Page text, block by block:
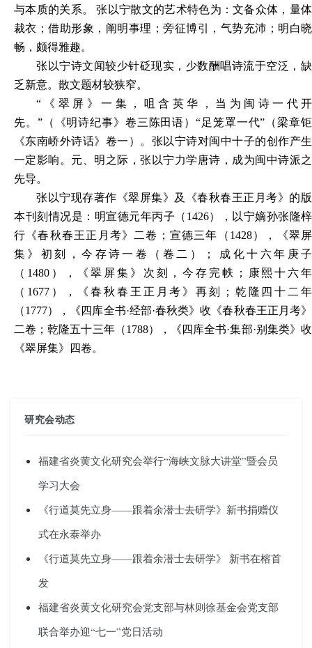
与本质的关系。 张以宁散文的艺术特色为：文备众体，量体
裁衣；借助形象，阐明事理；旁征博引，气势充沛；明白晓
畅，颇得雅趣。
张以宁诗文闻较少针砭现实，少数酬唱诗流于空泛，缺
乏新意。散文题材较狭窄。
“《翠屏》一集，咀含英华，当为闽诗一代开
先。”（《明诗纪事》卷三陈田语）“足笼罩一代”（梁章钜
《东南峤外诗话》卷一）。张以宁诗对闽中十子的创作产生
一定影响。元、明之际，张以宁力学唐诗，成为闽中诗派之
先导。
张以宁现存著作《翠屏集》及《春秋春王正月考》的版
本刊刻情况是：明宣德元年丙子（ 1426），以宁嫡孙张隆梓
行《春秋春王正月考》二卷；宣德三年（1428），《翠屏
集》初刻，今存诗一卷（卷二）； 成化十六年庚子
（1480），《翠屏集》次刻，今存完帙；康熙十六年
（1677），《春秋春王正月考》再刻；乾隆四十二年
（1777），《四库全书·经部·春秋类》收《春秋春王正月考》
二卷；乾隆五十三年（1788），《四库全书·集部·别集类》收
《翠屏集》四卷。
研究会动态
福建省炎黄文化研究会举行“海峡文脉大讲堂”暨会员
学习大会
《行道莫先立身——跟着余潜士去研学》新书捐赠仪
式在永泰举办
《行道莫先立身——跟着余潜士去研学》 新书在榕首
发
福建省炎黄文化研究会党支部与林则徐基金会党支部
联合举办迎“七一”党日活动